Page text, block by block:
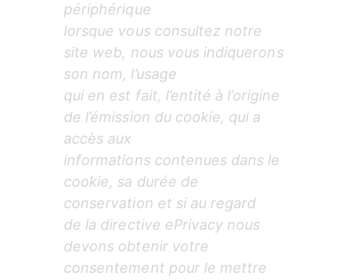
périphérique
lorsque vous consultez notre
site web, nous vous indiquerons
son nom, l’usage
qui en est fait, l’entité à l’origine
de l’émission du cookie, qui a
accès aux
informations contenues dans le
cookie, sa durée de
conservation et si au regard
de la directive ePrivacy nous
devons obtenir votre
consentement pour le mettre